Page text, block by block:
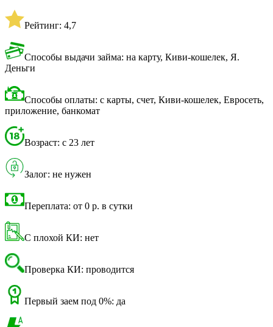
Рейтинг: 4,7
Способы выдачи займа: на карту, Киви-кошелек, Я.
Деньги
Способы оплаты: с карты, счет, Киви-кошелек, Евросеть,
приложение, банкомат
Возраст: с 23 лет
Залог: не нужен
Переплата: от 0 р. в сутки
С плохой КИ: нет
Проверка КИ: проводится
Первый заем под 0%: да